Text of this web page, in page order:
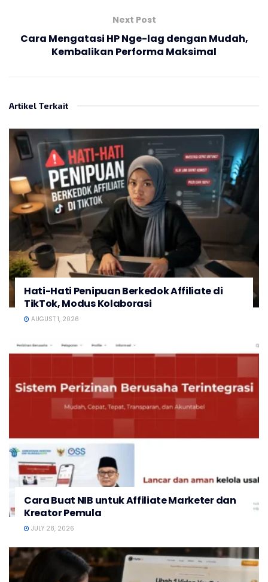
Next Post
Cara Mengatasi HP Nge-lag dengan Mudah,
Kembalikan Performa Maksimal
Artikel Terkait
Hati-Hati Penipuan Berkedok Affiliate di
TikTok, Modus Kolaborasi
AUGUST 1, 2026
Cara Buat NIB untuk Affiliate Marketer dan
Kreator Pemula
JULY 28, 2026